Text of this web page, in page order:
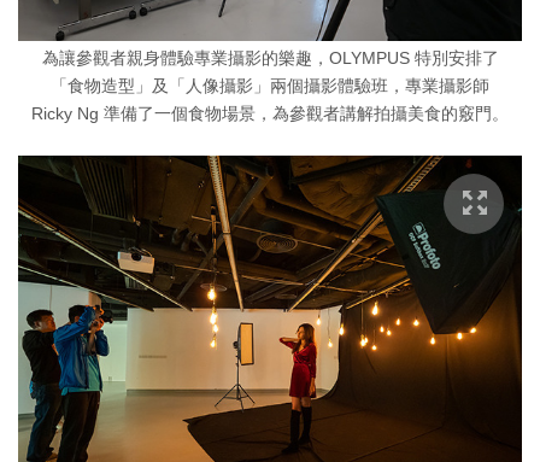
為讓參觀者親身體驗專業攝影的樂趣，OLYMPUS 特別安排了
「食物造型」及「人像攝影」兩個攝影體驗班，專業攝影師
Ricky Ng 準備了一個食物場景，為參觀者講解拍攝美食的竅門。